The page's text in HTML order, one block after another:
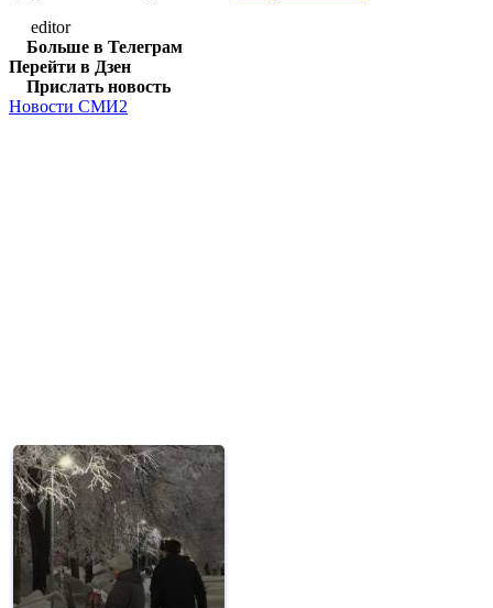
editor
Больше в Телеграм
Перейти в Дзен
Прислать новость
Новости СМИ2